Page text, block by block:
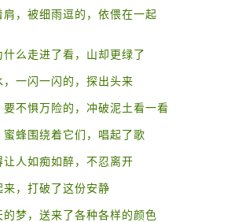
，被细雨逗的，依偎在一起
么走进了看，山却更绿了
一闪一闪的，探出头来
不惧万险的，冲破泥土看一看
蜂围绕着它们，唱起了歌
人如痴如醉，不忍离开
，打破了这份安静
梦，送来了各种各样的颜色